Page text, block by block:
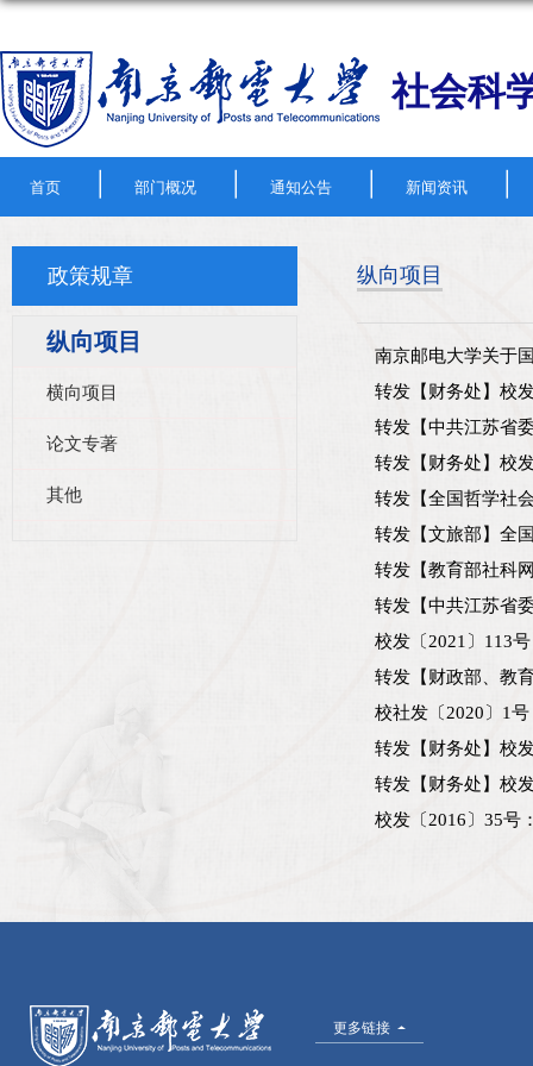
社会科
首页 部门概况 通知公告 新闻资讯
政策规章
纵向项目
横向项目
论文专著
其他
纵向项目
南京邮电大学关于
转发【财务处】校
转发【中共江苏省
转发【财务处】校
转发【全国哲学社
转发【文旅部】全
转发【教育部社科
转发【中共江苏省
校发〔2021〕113
转发【财政部、教
校社发〔2020〕1
转发【财务处】校
转发【财务处】校
校发〔2016〕35号
更多链接